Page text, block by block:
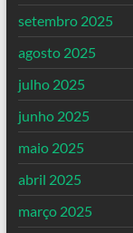
setembro 2025
agosto 2025
julho 2025
junho 2025
maio 2025
abril 2025
março 2025